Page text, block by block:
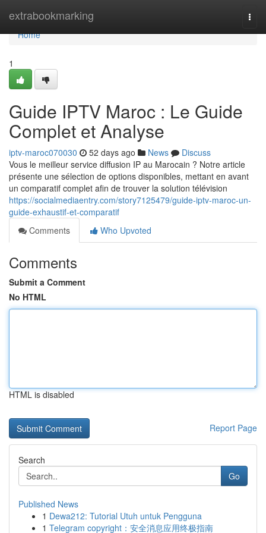
extrabookmarking
Home
Home
1
Guide IPTV Maroc : Le Guide
Complet et Analyse
iptv-maroc070030 52 days ago News
Discuss
Vous le meilleur service diffusion IP au Marocain ? Notre article
présente une sélection de options disponibles, mettant en avant
un comparatif complet afin de trouver la solution télévision
https://socialmediaentry.com/story7125479/guide-iptv-maroc-un-
guide-exhaustif-et-comparatif
Comments
Who Upvoted
Comments
Submit a Comment
No HTML
HTML is disabled
Report Page
Search
Go
Published News
1 Dewa212: Tutorial Utuh untuk Pengguna
1 Telegram copyright：安全消息应用终极指南